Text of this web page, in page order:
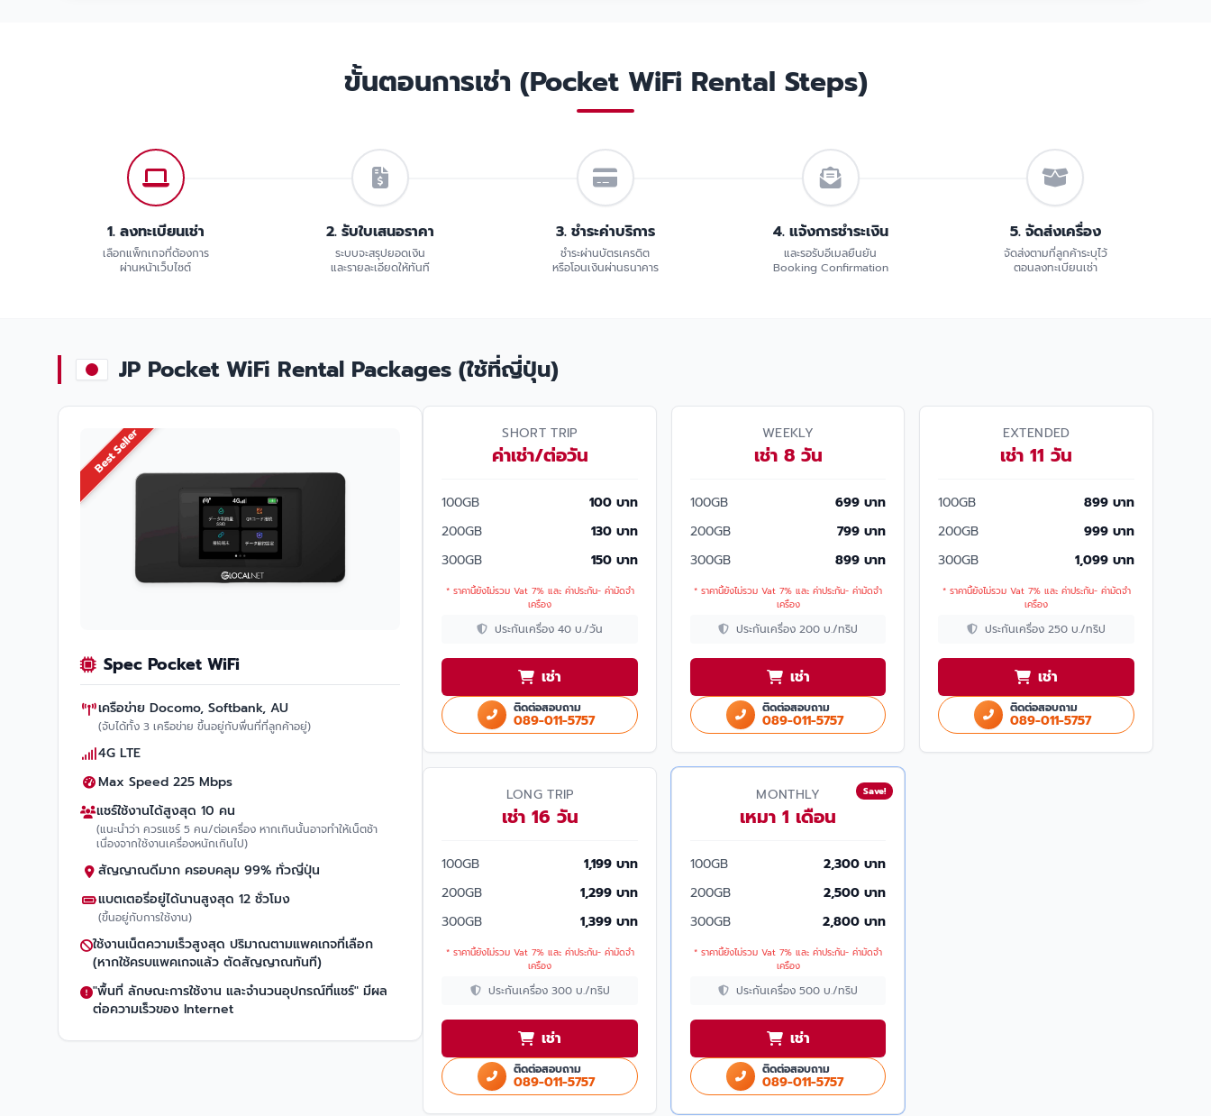
ขั้นตอนการเช่า (Pocket WiFi Rental Steps)
1. ลงทะเบียนเช่า
เลือกแพ็กเกจที่ต้องการ
ผ่านหน้าเว็บไซต์
2. รับใบเสนอราคา
ระบบจะสรุปยอดเงิน
และรายละเอียดให้ทันที
3. ชำระค่าบริการ
ชำระผ่านบัตรเครดิต
หรือโอนเงินผ่านธนาคาร
4. แจ้งการชำระเงิน
และรอรับอีเมลยืนยัน
Booking Confirmation
5. จัดส่งเครื่อง
จัดส่งตามที่ลูกค้าระบุไว้
ตอนลงทะเบียนเช่า
JP Pocket WiFi Rental Packages (ใช้ที่ญี่ปุ่น)
Best Seller
Spec Pocket WiFi
เครือข่าย Docomo, Softbank, AU
(จับได้ทั้ง 3 เครือข่าย ขึ้นอยู่กับพื่นที่ที่ลูกค้าอยู่)
4G LTE
Max Speed 225 Mbps
แชร์ใช้งานได้สูงสุด 10 คน
(แนะนำว่า ควรแชร์ 5 คน/ต่อเครื่อง หากเกินนั้นอาจทำให้เน็ตช้า
เนื่องจากใช้งานเครื่องหนักเกินไป)
สัญญาณดีมาก ครอบคลุม 99% ทั่วญี่ปุ่น
แบตเตอรี่อยู่ได้นานสูงสุด 12 ชั่วโมง
(ขึ้นอยู่กับการใช้งาน)
ใช้งานเน็ตความเร็วสูงสุด ปริมาณตามแพคเกจที่เลือก
(หากใช้ครบแพคเกจแล้ว ตัดสัญญาณทันที)
"พื้นที่ ลักษณะการใช้งาน และจำนวนอุปกรณ์ที่แชร์" มีผล
ต่อความเร็วของ Internet
SHORT TRIP
ค่าเช่า/ต่อวัน
100GB
100 บาท
200GB
130 บาท
300GB
150 บาท
* ราคานี้ยังไม่รวม Vat 7% และ ค่าประกัน- ค่ามัดจำ
เครื่อง
ประกันเครื่อง 40 บ./วัน
เช่า
ติดต่อสอบถาม
089-011-5757
WEEKLY
เช่า 8 วัน
100GB
699 บาท
200GB
799 บาท
300GB
899 บาท
* ราคานี้ยังไม่รวม Vat 7% และ ค่าประกัน- ค่ามัดจำ
เครื่อง
ประกันเครื่อง 200 บ./ทริป
เช่า
ติดต่อสอบถาม
089-011-5757
EXTENDED
เช่า 11 วัน
100GB
899 บาท
200GB
999 บาท
300GB
1,099 บาท
* ราคานี้ยังไม่รวม Vat 7% และ ค่าประกัน- ค่ามัดจำ
เครื่อง
ประกันเครื่อง 250 บ./ทริป
เช่า
ติดต่อสอบถาม
089-011-5757
LONG TRIP
เช่า 16 วัน
100GB
1,199 บาท
200GB
1,299 บาท
300GB
1,399 บาท
* ราคานี้ยังไม่รวม Vat 7% และ ค่าประกัน- ค่ามัดจำ
เครื่อง
ประกันเครื่อง 300 บ./ทริป
เช่า
ติดต่อสอบถาม
089-011-5757
Save!
MONTHLY
เหมา 1 เดือน
100GB
2,300 บาท
200GB
2,500 บาท
300GB
2,800 บาท
* ราคานี้ยังไม่รวม Vat 7% และ ค่าประกัน- ค่ามัดจำ
เครื่อง
ประกันเครื่อง 500 บ./ทริป
เช่า
ติดต่อสอบถาม
089-011-5757